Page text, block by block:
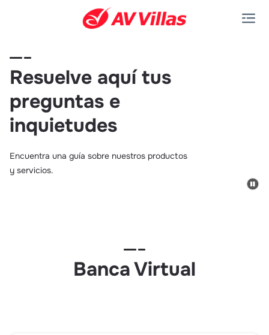
Saltar al contenido principal
Resuelve aquí tus
preguntas e
inquietudes
Encuentra una guía sobre nuestros productos
y servicios.
Banca Virtual